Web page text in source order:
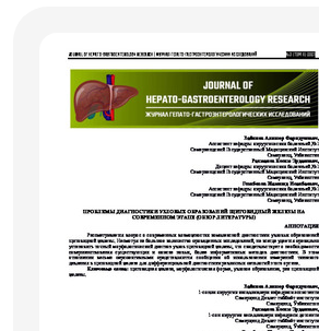
рационально обоснованной
противорецедивного лечения в
сезоны года.